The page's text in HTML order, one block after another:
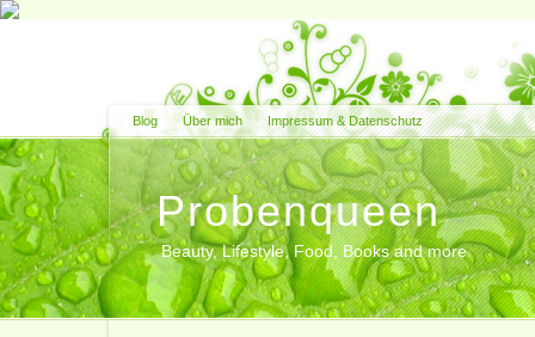
Blog Über mich Impressum & Datenschutz
Probenqueen
Beauty, Lifestyle, Food, Books and more